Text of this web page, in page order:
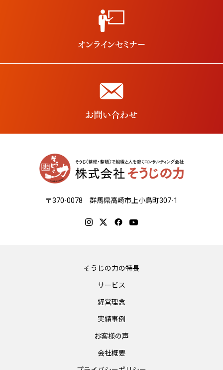
〒370-0078 群馬県高崎市上小鳥町307-1
そうじの力の特長
サービス
経営理念
実績事例
お客様の声
会社概要